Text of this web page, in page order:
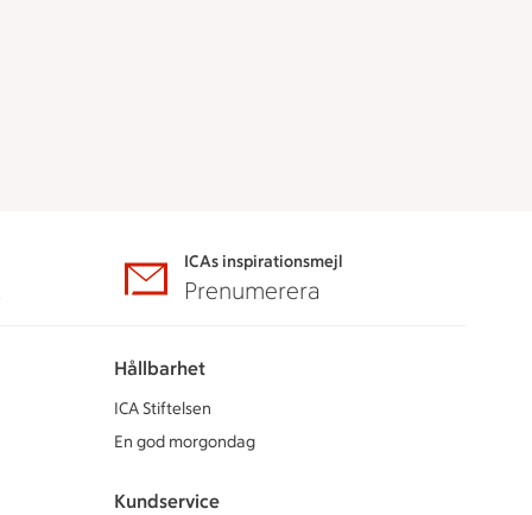
ICAs inspirationsmejl
Prenumerera
Hållbarhet
ICA Stiftelsen
En god morgondag
Kundservice